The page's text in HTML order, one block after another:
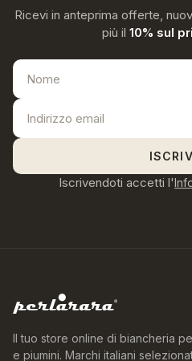
Ricevi in anteprima offerte,
più il 10% sul
Iscrivendoti accetti l'
Il tuo store online di biancheria
e piumini. Marchi italiani